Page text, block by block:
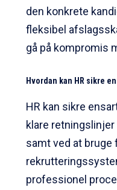
den konkrete
fleksibel
gå på kompromis
Hvordan kan HR sikre
HR kan sikre
klare
samt ved at bruge
professionel